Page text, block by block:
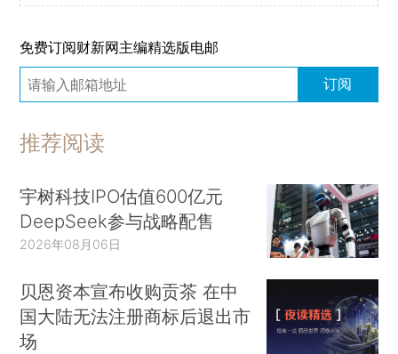
免费订阅财新网主编精选版电邮
订阅
推荐阅读
宇树科技IPO估值600亿元
DeepSeek参与战略配售
2026年08月06日
贝恩资本宣布收购贡茶 在中
国大陆无法注册商标后退出市
场